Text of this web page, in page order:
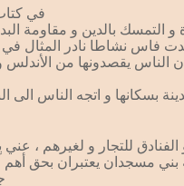
في
التمسك بالدين و مقاومة
فاس نشاطا نادر المثال
الناس يقصدونها من الأندلس
بسكانها و اتجه الناس الى
للتجار و لغيرهم ،
بني مسجدان يعتبران بحق